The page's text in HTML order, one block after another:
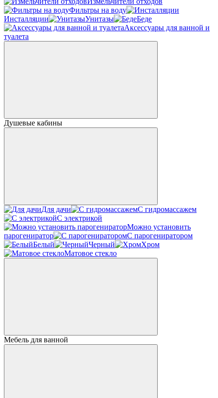
Фильтры на воду
Инсталляции
Унитазы
Беде
Аксессуары для ванной и
туалета
Душевые кабины
Для дачи
С гидромассажем
С электрикой
Можно установить
парогениратор
С парогениратором
Белый
Черный
Хром
Матовое стекло
Мебель для ванной